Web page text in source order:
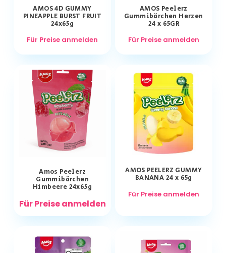
AMOS 4D GUMMY
PINEAPPLE BURST FRUIT
24x65g
Für Preise anmelden
AMOS Peelerz
Gummibärchen Herzen
24 x 65GR
Für Preise anmelden
Amos Peelerz
Gummibärchen
Himbeere 24x65g
Für Preise anmelden
AMOS PEELERZ GUMMY
BANANA 24 x 65g
Für Preise anmelden